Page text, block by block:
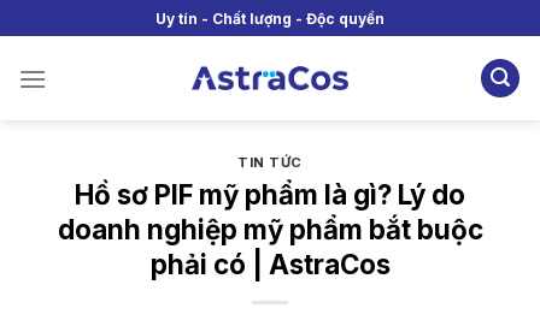
to
content
Uy tín - Chất lượng - Độc quyền
TIN TỨC
Hồ sơ PIF mỹ phẩm là gì? Lý do
doanh nghiệp mỹ phẩm bắt buộc
phải có | AstraCos